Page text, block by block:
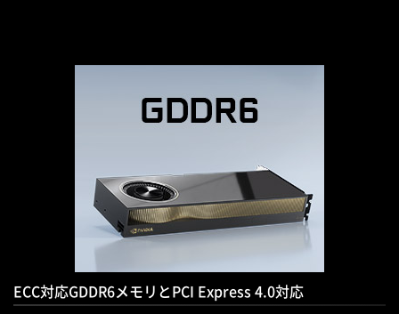
ECC対応GDDR6メモリとPCI Express 4.0対応